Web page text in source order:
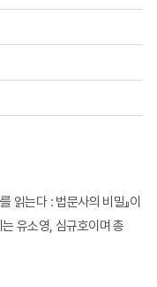
읽는다 : 법문사의 비밀』이
유소영, 심규호이며 총